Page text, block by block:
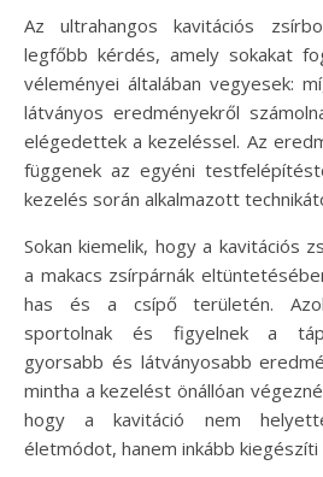
Az ultrahangos kavitációs
legfőbb kérdés, amely sokakat
véleményei általában vegyesek:
látványos eredményekről
elégedettek a kezeléssel. Az
függenek az egyéni
kezelés során alkalmazott
Sokan kiemelik, hogy a kavitációs
a makacs zsírpárnák
has és a csípő területén.
sportolnak és figyelnek a
gyorsabb és látványosabb
mintha a kezelést önállóan
hogy a kavitáció nem
életmódot, hanem inkább kiegészíti